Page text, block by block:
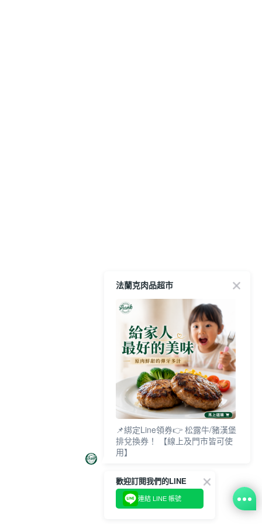
法蘭克肉品超市
📌綁定Line領券👉 松露牛/豬漢堡
排兌換券！ 【線上及門市皆可使
用】
歡迎訂閱我們的LINE
連結 LINE 帳號